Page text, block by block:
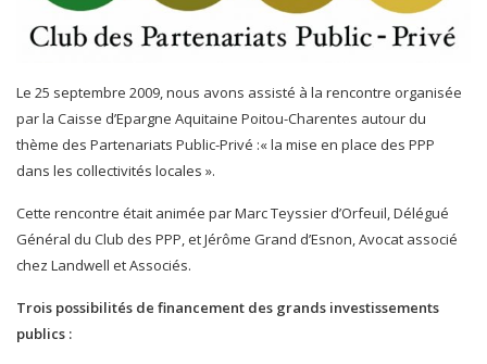
Le 25 septembre 2009, nous avons assisté à la rencontre organisée
par la Caisse d’Epargne Aquitaine Poitou-Charentes autour du
thème des Partenariats Public-Privé :« la mise en place des PPP
dans les collectivités locales ».
Cette rencontre était animée par Marc Teyssier d’Orfeuil, Délégué
Général du Club des PPP, et Jérôme Grand d’Esnon, Avocat associé
chez Landwell et Associés.
Trois possibilités de financement des grands investissements
publics :